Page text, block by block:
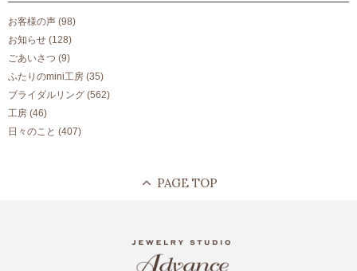
お客様の声 (98)
お知らせ (128)
ごあいさつ (9)
ふたりのmini工房 (35)
ブライダルリング (562)
工房 (46)
日々のこと (407)